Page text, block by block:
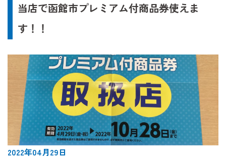
当店で函館市プレミアム付商品券使えま
す！！
2022年04月29日